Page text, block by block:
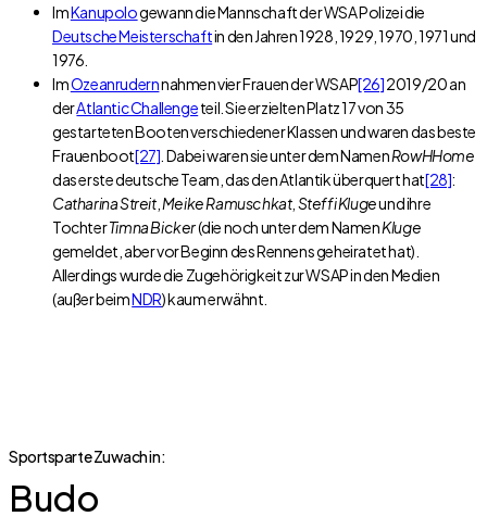
ImKanupologewann die Mannschaft der WSA Polizei die
Deutsche Meisterschaftin den Jahren 1928, 1929, 1970, 1971 und
1976.
ImOzeanrudernnahmen vier Frauen der WSAP[26]2019/20 an
derAtlantic Challengeteil. Sie erzielten Platz 17 von 35
gestarteten Booten verschiedener Klassen und waren das beste
Frauenboot[27] . Dabei waren sie unter dem NamenRowHHome
das erste deutsche Team, das den Atlantik überquert hat[28]:
Catharina Streit, Meike Ramuschkat, Steffi Klugeund ihre
TochterTimna Bicker(die noch unter dem NamenKluge
gemeldet, aber vor Beginn des Rennens geheiratet hat).
Allerdings wurde die Zugehörigkeit zur WSAP in den Medien
(außer beimNDR) kaum erwähnt.
Sportsparte Zuwach in:
Budo